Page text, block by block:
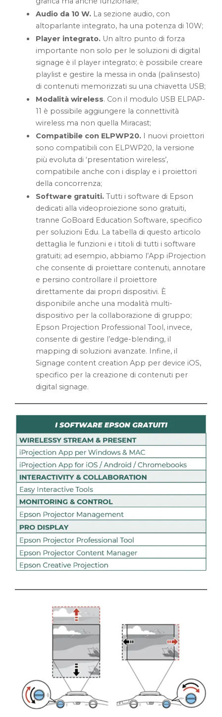
Audio da 10 W. La sezione audio, con
altoparlante integrato, ha una potenza di 10W;
Player integrato. Un altro punto di forza
importante non solo per le soluzioni di digital
signage è il player integrato; è possibile creare
playlist e gestire la messa in onda (palinsesto)
di contenuti memorizzati su una chiavetta USB;
Modalità wireless. Con il modulo USB ELPAP-
11 è possibile aggiungere la connettività
wireless ma non quella Miracast;
Compatibile con ELPWP20. I nuovi proiettori
sono compatibili con ELPWP20, la versione
più evoluta di ‘presentation wireless’,
compatibile anche con i display e i proiettori
della concorrenza;
Software gratuiti. Tutti i software di Epson
dedicati alla videoproiezione sono gratuiti,
tranne GoBoard Education Software, specifico
per soluzioni Edu. La tabella di questo articolo
dettaglia le funzioni e i titoli di tutti i software
gratuiti; ad esempio, abbiamo l’App iProjection
che consente di proiettare contenuti, annotare
e persino controllare il proiettore
direttamente dai propri dispositivi. È
disponibile anche una modalità multi-
dispositivo per la collaborazione di gruppo;
Epson Projection Professional Tool, invece,
consente di gestire l’edge-blending, il
mapping di soluzioni avanzate. Infine, il
Signage content creation App per device iOS,
specifico per la creazione di contenuti per
digital signage.